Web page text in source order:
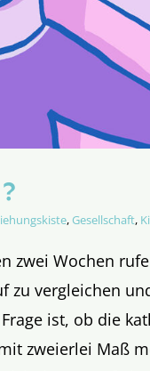
,Gesellschaft,
zwei Wochen
zu vergleichen
ist, ob die
zweierlei Maß